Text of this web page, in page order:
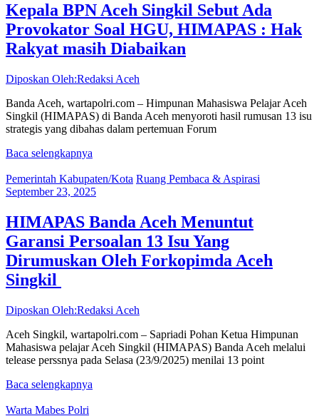
Kepala BPN Aceh Singkil Sebut Ada
Provokator Soal HGU, HIMAPAS : Hak
Rakyat masih Diabaikan
Diposkan Oleh:Redaksi Aceh
Banda Aceh, wartapolri.com – Himpunan Mahasiswa Pelajar Aceh
Singkil (HIMAPAS) di Banda Aceh menyoroti hasil rumusan 13 isu
strategis yang dibahas dalam pertemuan Forum
Baca selengkapnya
Pemerintah Kabupaten/Kota Ruang Pembaca & Aspirasi
September 23, 2025
HIMAPAS Banda Aceh Menuntut
Garansi Persoalan 13 Isu Yang
Dirumuskan Oleh Forkopimda Aceh
Singkil
Diposkan Oleh:Redaksi Aceh
Aceh Singkil, wartapolri.com – Sapriadi Pohan Ketua Himpunan
Mahasiswa pelajar Aceh Singkil (HIMAPAS) Banda Aceh melalui
telease perssnya pada Selasa (23/9/2025) menilai 13 point
Baca selengkapnya
Warta Mabes Polri